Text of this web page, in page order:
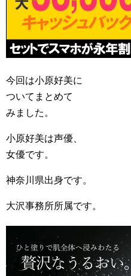
今回は小原好美に
ついてまとめて
みました。
小原好美は声優、
女優です。
神奈川県出身です。
大沢事務所所属です。